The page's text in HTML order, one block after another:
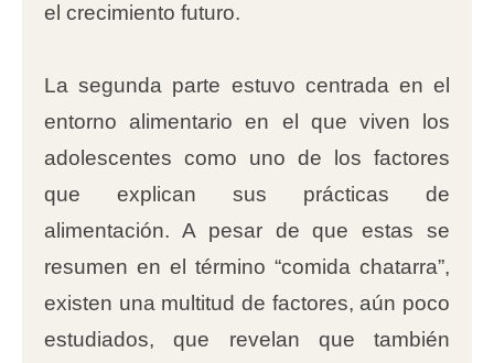
el crecimiento futuro.
La segunda parte estuvo centrada en el
entorno alimentario en el que viven los
adolescentes como uno de los factores
que explican sus prácticas de
alimentación. A pesar de que estas se
resumen en el término “comida chatarra”,
existen una multitud de factores, aún poco
estudiados, que revelan que también